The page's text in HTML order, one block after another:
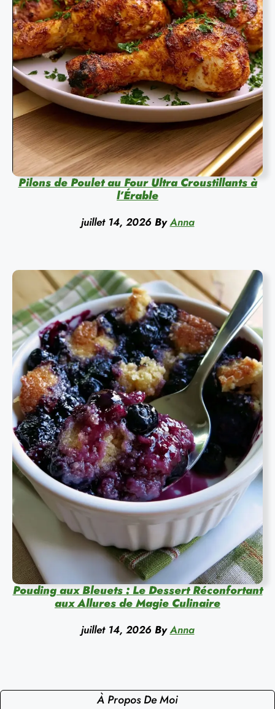
Pilons de Poulet au Four Ultra Croustillants à
l’Érable
juillet 14, 2026 By Anna
Pouding aux Bleuets : Le Dessert Réconfortant
aux Allures de Magie Culinaire
juillet 14, 2026 By Anna
À Propos De Moi